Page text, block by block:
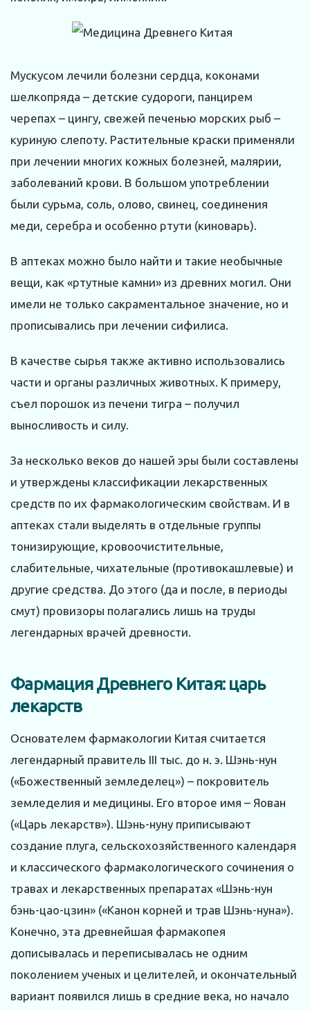
Мускусом лечили болезни сердца, коконами
шелкопряда – детские судороги, панцирем
черепах – цингу, свежей печенью морских рыб –
куриную слепоту. Растительные краски применяли
при лечении многих кожных болезней, малярии,
заболеваний крови. В большом употреблении
были сурьма, соль, олово, свинец, соединения
меди, серебра и особенно ртути (киноварь).
В аптеках можно было найти и такие необычные
вещи, как «ртутные камни» из древних могил. Они
имели не только сакраментальное значение, но и
прописывались при лечении сифилиса.
В качестве сырья также активно использовались
части и органы различных животных. К примеру,
съел порошок из печени тигра – получил
выносливость и силу.
За несколько веков до нашей эры были составлены
и утверждены классификации лекарственных
средств по их фармакологическим свойствам. И в
аптеках стали выделять в отдельные группы
тонизирующие, кровоочистительные,
слабительные, чихательные (противокашлевые) и
другие средства. До этого (да и после, в периоды
смут) провизоры полагались лишь на труды
легендарных врачей древности.
Фармация Древнего Китая: царь
лекарств
Основателем фармакологии Китая считается
легендарный правитель III тыс. до н. э. Шэнь-нун
(«Божественный земледелец») – покровитель
земледелия и медицины. Его второе имя – Яован
(«Царь лекарств»). Шэнь-нуну приписывают
создание плуга, сельскохозяйственного календаря
и классического фармакологического сочинения о
травах и лекарственных препаратах «Шэнь-нун
бэнь-цао-цзин» («Канон корней и трав Шэнь-нуна»).
Конечно, эта древнейшая фармакопея
дописывалась и переписывалась не одним
поколением ученых и целителей, и окончательный
вариант появился лишь в средние века, но начало